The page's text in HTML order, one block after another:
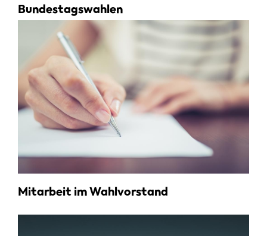
Bundestagswahlen
Mitarbeit im Wahlvorstand